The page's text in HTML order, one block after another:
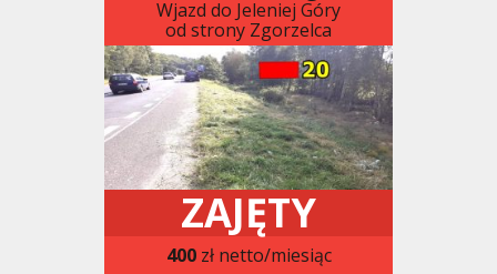
Wjazd do Jeleniej Góry
od strony Zgorzelca
ZAJĘTY
400zł netto/miesiąc